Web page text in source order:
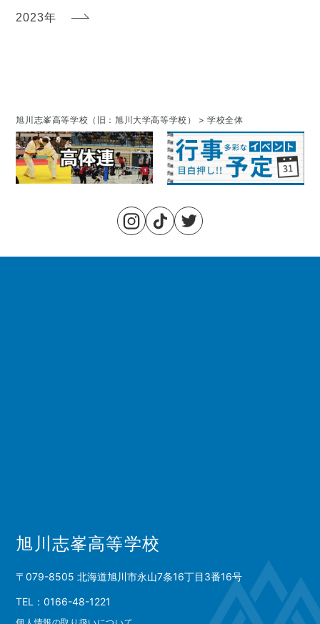
2023年
旭川志峯高等学校（旧：旭川大学高等学校） >学校全体
旭川志峯高等学校
〒079-8505 北海道旭川市永山7条16丁目3番16号
TEL：0166-48-1221